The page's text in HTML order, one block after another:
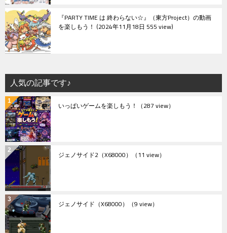
『PARTY TIME は 終わらない☆』（東方Project）の動画
を楽しもう！ 2024年11月18日 555 view
人気の記事です♪
いっぱいゲームを楽しもう！ （287 view）
ジェノサイド2（X68000） （11 view）
ジェノサイド（X68000） （9 view）